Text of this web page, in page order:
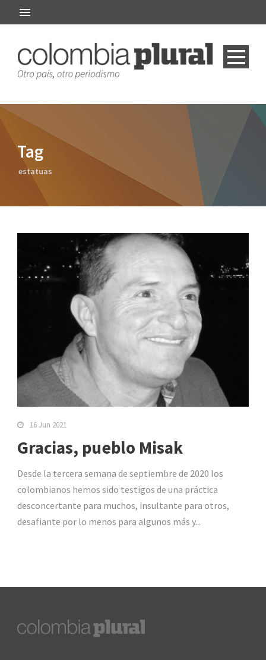
Tag
estatuas
16 Jun 2021
Gracias, pueblo Misak
Desde la tercera semana de septiembre de 2020 los
colombianos hemos sido testigos de una práctica
desconcertante para muchos, insultante para otros,
desafiante por lo menos para algunos más y...